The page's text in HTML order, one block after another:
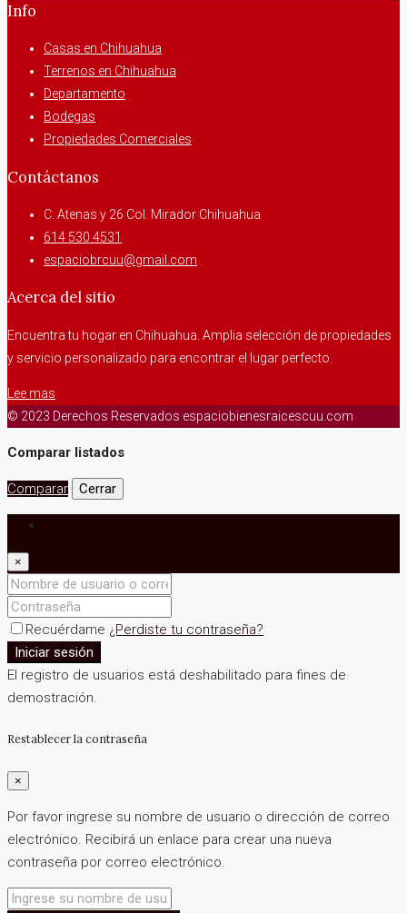
Info
Casas en Chihuahua
Terrenos en Chihuahua
Departamento
Bodegas
Propiedades Comerciales
Contáctanos
C. Atenas y 26 Col. Mirador Chihuahua
614 530 4531
espaciobrcuu@gmail.com
Acerca del sitio
Encuentra tu hogar en Chihuahua. Amplia selección de propiedades
y servicio personalizado para encontrar el lugar perfecto.
Lee mas
© 2023 Derechos Reservados espaciobienesraicescuu.com
Comparar listados
Comparar Cerrar
×
Recuérdame ¿Perdiste tu contraseña?
Iniciar sesión
El registro de usuarios está deshabilitado para fines de
demostración.
Restablecer la contraseña
×
Por favor ingrese su nombre de usuario o dirección de correo
electrónico. Recibirá un enlace para crear una nueva
contraseña por correo electrónico.